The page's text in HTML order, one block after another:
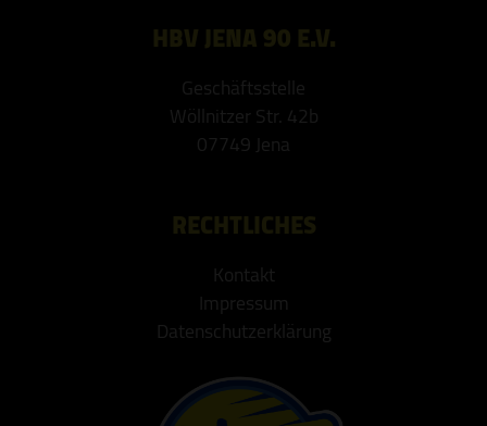
Geschäftsstelle
Wöllnitzer Str. 42b
07749 Jena
Kontakt
Impressum
Datenschutzerklärung